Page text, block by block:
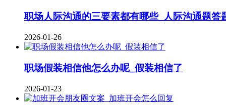
职场人际沟通的三要素都有哪些_人际沟通题答
2026-01-26
职场假装相信他怎么办呢_假装相信了
2026-01-23